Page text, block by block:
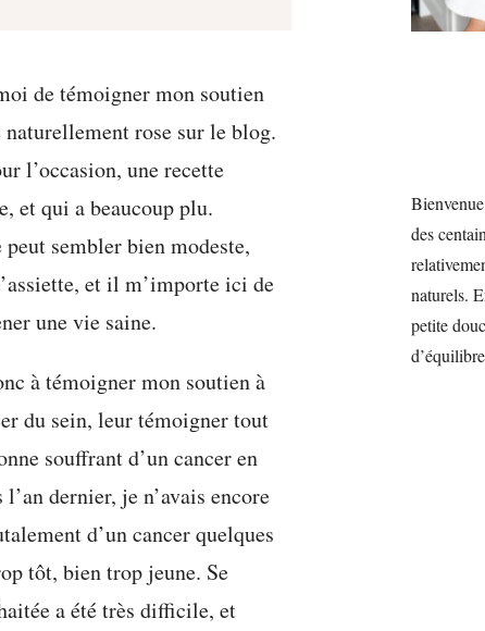
de témoigner mon soutien
rose sur le blog.
l’occasion, une recette
et qui a beaucoup plu.
sembler bien modeste,
et il m’importe ici de
une vie saine.
à témoigner mon soutien à
du sein, leur témoigner tout
souffrant d’un cancer en
dernier, je n’avais encore
d’un cancer quelques
tôt, bien trop jeune. Se
a été très difficile, et
des
naturels.
petite